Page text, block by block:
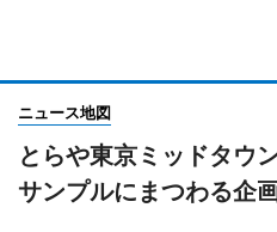
ニュース地図
とらや東京ミッドタウ
サンプルにまつわる企